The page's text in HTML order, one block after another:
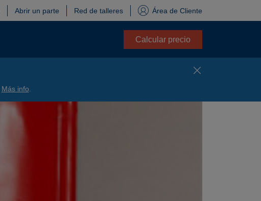
Abrir un parte Red de talleres Área de Cliente
Calcular precio
Más info